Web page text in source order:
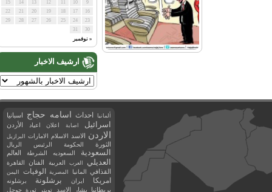
« نوفمبر
ارشيف الاخبار
ألمانيا احداث اسامه حجاج اسبانيا
اسرائيل اصابة اعلان اعياد الأردن
الاردن الاسد الاسلام الامارات البرازيل
الثورة الحكومة الرئيس الريال
السعودية السعوديه الشرطة العالم
العديلي العرب العربية الفنان القاهرة
القذافي المانيا المصرية الوفيات اليمن
امريكا ايران برشلونة برشلونه
بريطانيا بشار الاسد تويتر ثورة جوجل